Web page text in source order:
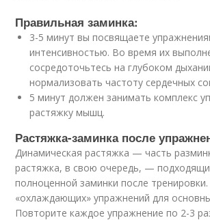
Правильная заминка:
3-5 минут вы посвящаете
интенсивностью. Во время их
сосредоточьтесь на глубоком
нормализовать частоту сердечных
5 минут должен занимать комплекс
растяжку мышц.
Растяжка-заминка после
Динамическая растяжка — часть
растяжка, в свою очередь, —
полноценной заминки после
«охлаждающих» упражнений для
Повторите каждое упражнение по 2-3